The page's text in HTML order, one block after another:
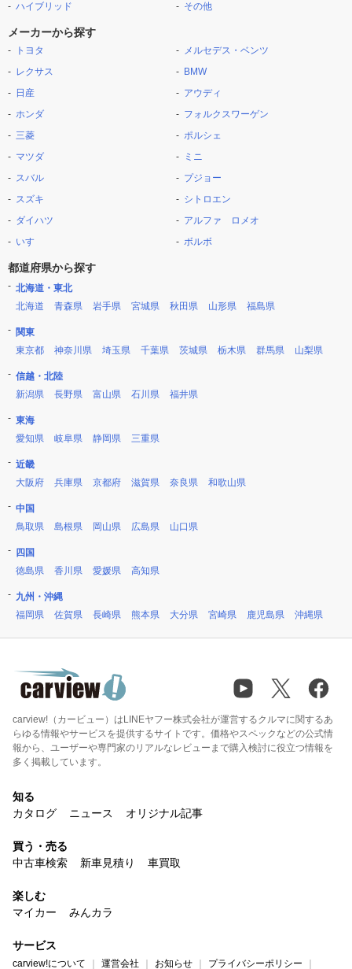
ハイブリッド
その他
メーカーから探す
トヨタ
レクサス
日産
ホンダ
三菱
マツダ
スバル
スズキ
ダイハツ
いすゞ
メルセデス・ベンツ
BMW
アウディ
フォルクスワーゲン
ポルシェ
ミニ
プジョー
シトロエン
アルファ ロメオ
ボルボ
都道府県から探す
北海道・東北
北海道
青森県 岩手県 宮城県 秋田県 山形県 福島県
関東
東京都
神奈川県 埼玉県 千葉県 茨城県 栃木県 群馬県 山梨県
信越・北陸
新潟県
長野県 富山県 石川県 福井県
東海
愛知県
岐阜県 静岡県 三重県
近畿
大阪府
兵庫県 京都府 滋賀県 奈良県 和歌山県
中国
鳥取県
島根県 岡山県 広島県 山口県
四国
徳島県
香川県 愛媛県 高知県
九州・沖縄
福岡県
佐賀県 長崎県 熊本県 大分県 宮崎県 鹿児島県 沖縄県
carview!（カービュー）はLINEヤフー株式会社が運営するクルマに関するあ
らゆる情報やサービスを提供するサイトです。価格やスペックなどの公式情
報から、ユーザーや専門家のリアルなレビューまで購入検討に役立つ情報を
多く掲載しています。
知る
カタログ
ニュース オリジナル記事
買う・売る
中古車検索
新車見積り 車買取
楽しむ
マイカー
みんカラ
サービス
carview!について 運営会社 お知らせ プライバシーポリシー